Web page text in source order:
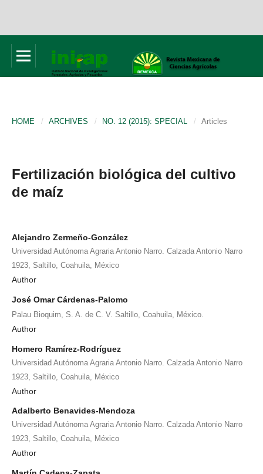
HOME / ARCHIVES / NO. 12 (2015): SPECIAL / Articles
Fertilización biológica del cultivo
de maíz
Alejandro Zermeño-González
Universidad Autónoma Agraria Antonio Narro. Calzada Antonio Narro
1923, Saltillo, Coahuila, México
Author
José Omar Cárdenas-Palomo
Palau Bioquim, S. A. de C. V. Saltillo, Coahuila, México.
Author
Homero Ramírez-Rodríguez
Universidad Autónoma Agraria Antonio Narro. Calzada Antonio Narro
1923, Saltillo, Coahuila, México
Author
Adalberto Benavides-Mendoza
Universidad Autónoma Agraria Antonio Narro. Calzada Antonio Narro
1923, Saltillo, Coahuila, México
Author